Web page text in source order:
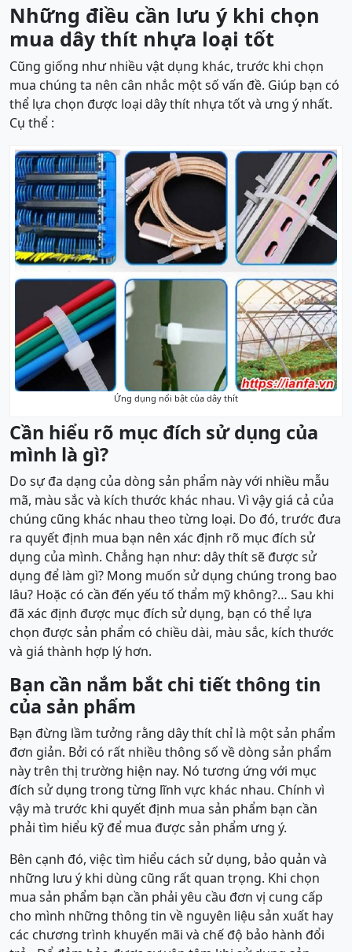
Những điều cần lưu ý khi chọn
mua dây thít nhựa loại tốt
Cũng giống như nhiều vật dụng khác, trước khi chọn
mua chúng ta nên cân nhắc một số vấn đề. Giúp bạn có
thể lựa chọn được loại dây thít nhựa tốt và ưng ý nhất.
Cụ thể :
Ứng dụng nổi bật của dây thít
Cần hiểu rõ mục đích sử dụng của
mình là gì?
Do sự đa dạng của dòng sản phẩm này với nhiều mẫu
mã, màu sắc và kích thước khác nhau. Vì vậy giá cả của
chúng cũng khác nhau theo từng loại. Do đó, trước đưa
ra quyết định mua bạn nên xác định rõ mục đích sử
dụng của mình. Chẳng hạn như: dây thít sẽ được sử
dụng để làm gì? Mong muốn sử dụng chúng trong bao
lâu? Hoặc có cần đến yếu tố thẩm mỹ không?… Sau khi
đã xác định được mục đích sử dụng, bạn có thể lựa
chọn được sản phẩm có chiều dài, màu sắc, kích thước
và giá thành hợp lý hơn.
Bạn cần nắm bắt chi tiết thông tin
của sản phẩm
Bạn đừng lầm tưởng rằng dây thít chỉ là một sản phẩm
đơn giản. Bởi có rất nhiều thông số về dòng sản phẩm
này trên thị trường hiện nay. Nó tương ứng với mục
đích sử dụng trong từng lĩnh vực khác nhau. Chính vì
vậy mà trước khi quyết định mua sản phẩm bạn cần
phải tìm hiểu kỹ để mua được sản phẩm ưng ý.
Bên cạnh đó, việc tìm hiểu cách sử dụng, bảo quản và
những lưu ý khi dùng cũng rất quan trọng. Khi chọn
mua sản phẩm bạn cần phải yêu cầu đơn vị cung cấp
cho mình những thông tin về nguyên liệu sản xuất hay
các chương trình khuyến mãi và chế độ bảo hành đổi